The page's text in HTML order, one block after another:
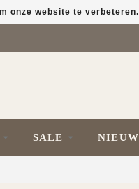
SALE NIEUW
onze website te verbeteren.